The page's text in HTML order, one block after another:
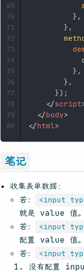
} ,
} ,
} ,
} ,
}) ;
</script
</body>
</html>
69
70
71
72
73
74
75
76
77
78
79
80
笔记
收集表单数据：
若：
<input
就是 value 值。
若：
<input
配置 value 值。
若：
<input
没有配置